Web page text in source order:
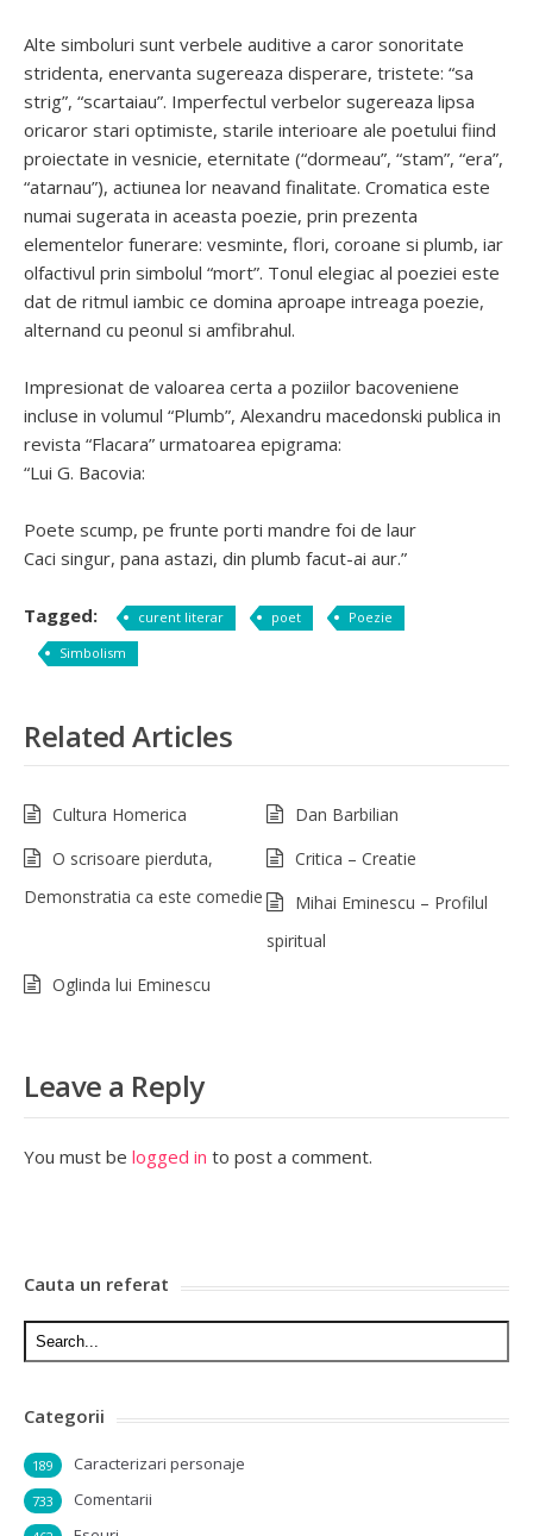
Alte simboluri sunt verbele auditive a caror sonoritate
stridenta, enervanta sugereaza disperare, tristete: “sa
strig”, “scartaiau”. Imperfectul verbelor sugereaza lipsa
oricaror stari optimiste, starile interioare ale poetului fiind
proiectate in vesnicie, eternitate (“dormeau”, “stam”, “era”,
“atarnau”), actiunea lor neavand finalitate. Cromatica este
numai sugerata in aceasta poezie, prin prezenta
elementelor funerare: vesminte, flori, coroane si plumb, iar
olfactivul prin simbolul “mort”. Tonul elegiac al poeziei este
dat de ritmul iambic ce domina aproape intreaga poezie,
alternand cu peonul si amfibrahul.
Impresionat de valoarea certa a poziilor bacoveniene
incluse in volumul “Plumb”, Alexandru macedonski publica in
revista “Flacara” urmatoarea epigrama:
“Lui G. Bacovia:
Poete scump, pe frunte porti mandre foi de laur
Caci singur, pana astazi, din plumb facut-ai aur.”
Tagged: curent literar poet
Poezie
Simbolism
Related Articles
Cultura Homerica
Dan Barbilian
O scrisoare pierduta,
Demonstratia ca este comedie
Critica – Creatie
Mihai Eminescu – Profilul
spiritual
Oglinda lui Eminescu
Leave a Reply
You must be logged in to post a comment.
Cauta un referat
Categorii
Caracterizari personaje
189
Comentarii
733